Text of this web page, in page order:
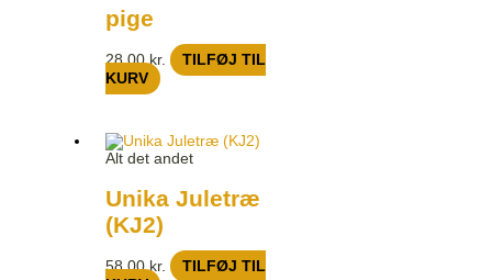
pige
28,00kr.
TILFØJ TIL
KURV
Alt det andet
Unika Juletræ
(KJ2)
58,00kr.
TILFØJ TIL